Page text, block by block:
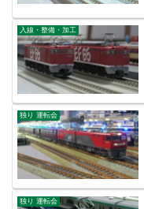
入線・整備・加工
独り 運転会
独り 運転会